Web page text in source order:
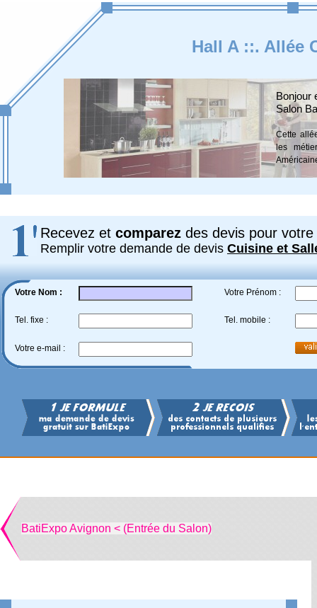
Hall A ::. Allée
Bonjour
Salon
Cette
les
Recevez et comparez des devis pour votre
Remplir votre demande de devis Cuisine et
Votre Nom : Votre Prénom :
Tel. fixe : Tel. mobile :
Votre e-mail :
BatiExpo Avignon < (Entrée du Salon)